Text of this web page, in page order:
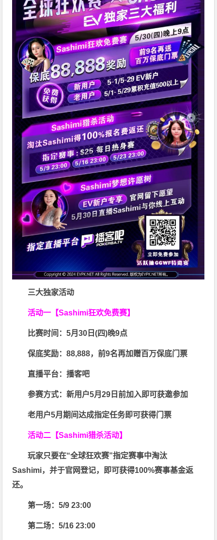
三大独家活动
活动一【Sashimi狂欢免费赛】
比赛时间：5月30日(四)晚9点
保底奖励：88,888，前9名再加赠百万保底门票
直播平台：播客吧
参赛方式：新用户5月29日前加入即可获邀参加
老用户5月期间达成指定任务即可获得门票
活动二【Sashimi猎杀活动】
玩家只要在“全球狂欢赛”指定赛事中淘汰
Sashimi，并于官网登记，即可获得100%赛事基金返
还。
第一场：5/9 23:00
第二场：5/16 23:00